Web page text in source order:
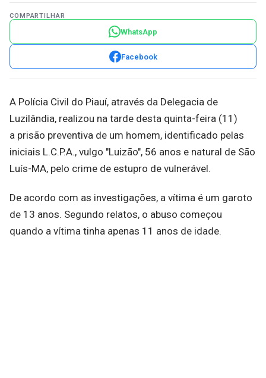
COMPARTILHAR
WhatsApp
Facebook
A Polícia Civil do Piauí, através da Delegacia de
Luzilândia, realizou na tarde desta quinta-feira (11)
a prisão preventiva de um homem, identificado pelas
iniciais L.C.P.A., vulgo "Luizão", 56 anos e natural de São
Luís-MA, pelo crime de estupro de vulnerável.
De acordo com as investigações, a vítima é um garoto
de 13 anos. Segundo relatos, o abuso começou
quando a vítima tinha apenas 11 anos de idade.